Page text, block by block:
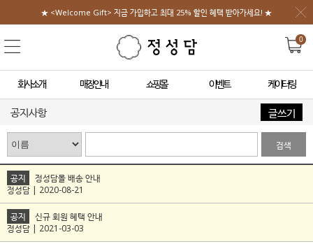
★ <Welcome Gift> 지금 가입하고 최대 25% 할인 혜택 받아가세요! ★
0
회사소개 매장안내 쇼핑몰 이벤트 케이터링
공지사항 글쓰기
검색
공지
정성담몰 배송 안내
정성담 | 2020-08-21
공지
신규 회원 혜택 안내
정성담 | 2021-03-03